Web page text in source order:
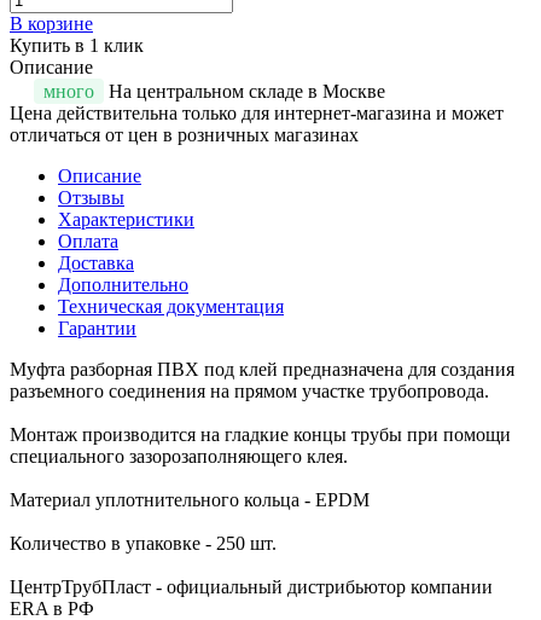
В корзине
Купить в 1 клик
Описание
много
На центральном складе в Москве
Цена действительна только для интернет-магазина и может
отличаться от цен в розничных магазинах
Описание
Отзывы
Характеристики
Оплата
Доставка
Дополнительно
Техническая документация
Гарантии
Муфта разборная ПВХ под клей предназначена для создания
разъемного соединения на прямом участке трубопровода.
Монтаж производится на гладкие концы трубы при помощи
специального зазорозаполняющего клея.
Материал уплотнительного кольца - EPDM
Количество в упаковке - 250 шт.
ЦентрТрубПласт - официальный дистрибьютор компании
ERA в РФ